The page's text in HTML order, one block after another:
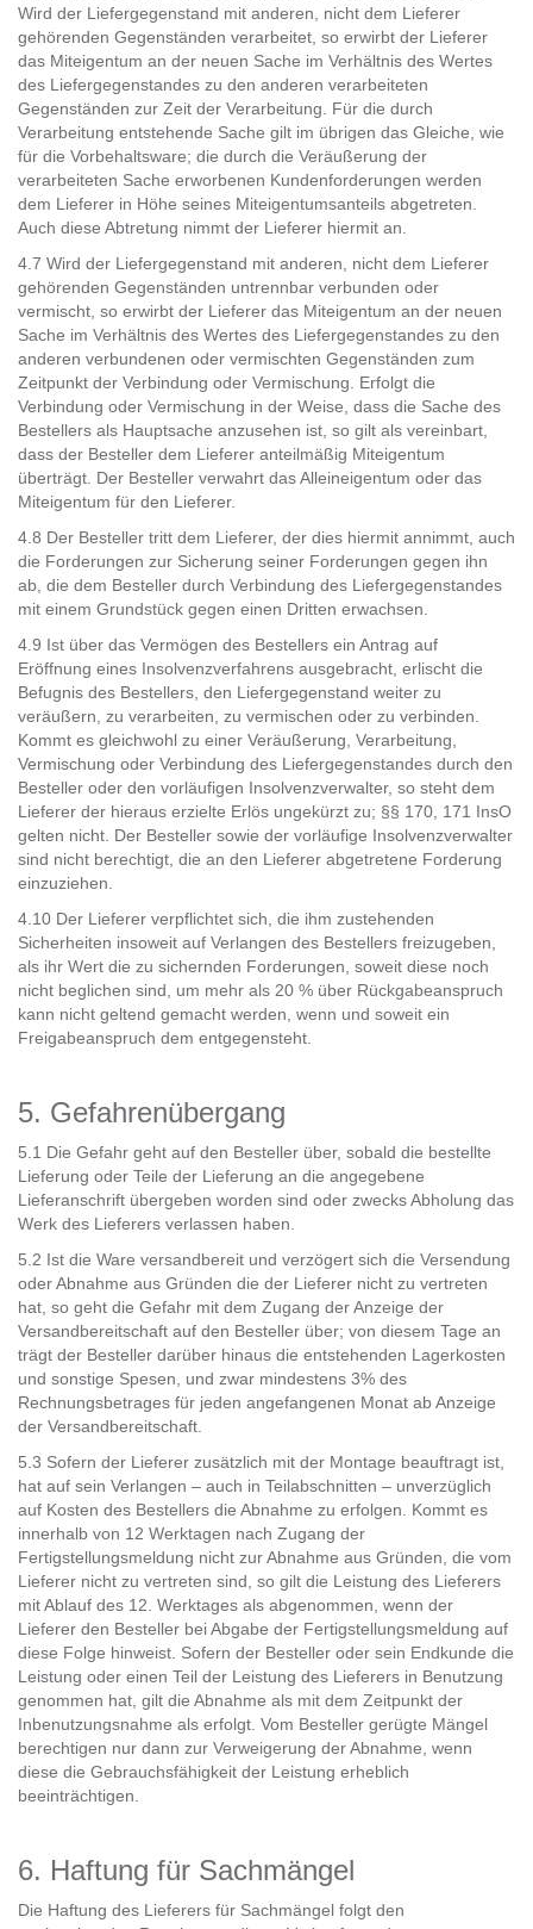
Wird der Liefergegenstand mit anderen, nicht dem Lieferer
gehörenden Gegenständen verarbeitet, so erwirbt der Lieferer
das Miteigentum an der neuen Sache im Verhältnis des Wertes
des Liefergegenstandes zu den anderen verarbeiteten
Gegenständen zur Zeit der Verarbeitung. Für die durch
Verarbeitung entstehende Sache gilt im übrigen das Gleiche, wie
für die Vorbehaltsware; die durch die Veräußerung der
verarbeiteten Sache erworbenen Kundenforderungen werden
dem Lieferer in Höhe seines Miteigentumsanteils abgetreten.
Auch diese Abtretung nimmt der Lieferer hiermit an.
4.7 Wird der Liefergegenstand mit anderen, nicht dem Lieferer
gehörenden Gegenständen untrennbar verbunden oder
vermischt, so erwirbt der Lieferer das Miteigentum an der neuen
Sache im Verhältnis des Wertes des Liefergegenstandes zu den
anderen verbundenen oder vermischten Gegenständen zum
Zeitpunkt der Verbindung oder Vermischung. Erfolgt die
Verbindung oder Vermischung in der Weise, dass die Sache des
Bestellers als Hauptsache anzusehen ist, so gilt als vereinbart,
dass der Besteller dem Lieferer anteilmäßig Miteigentum
überträgt. Der Besteller verwahrt das Alleineigentum oder das
Miteigentum für den Lieferer.
4.8 Der Besteller tritt dem Lieferer, der dies hiermit annimmt, auch
die Forderungen zur Sicherung seiner Forderungen gegen ihn
ab, die dem Besteller durch Verbindung des Liefergegenstandes
mit einem Grundstück gegen einen Dritten erwachsen.
4.9 Ist über das Vermögen des Bestellers ein Antrag auf
Eröffnung eines Insolvenzverfahrens ausgebracht, erlischt die
Befugnis des Bestellers, den Liefergegenstand weiter zu
veräußern, zu verarbeiten, zu vermischen oder zu verbinden.
Kommt es gleichwohl zu einer Veräußerung, Verarbeitung,
Vermischung oder Verbindung des Liefergegenstandes durch den
Besteller oder den vorläufigen Insolvenzverwalter, so steht dem
Lieferer der hieraus erzielte Erlös ungekürzt zu; §§ 170, 171 InsO
gelten nicht. Der Besteller sowie der vorläufige Insolvenzverwalter
sind nicht berechtigt, die an den Lieferer abgetretene Forderung
einzuziehen.
4.10 Der Lieferer verpflichtet sich, die ihm zustehenden
Sicherheiten insoweit auf Verlangen des Bestellers freizugeben,
als ihr Wert die zu sichernden Forderungen, soweit diese noch
nicht beglichen sind, um mehr als 20 % über Rückgabeanspruch
kann nicht geltend gemacht werden, wenn und soweit ein
Freigabeanspruch dem entgegensteht.
5. Gefahrenübergang
5.1 Die Gefahr geht auf den Besteller über, sobald die bestellte
Lieferung oder Teile der Lieferung an die angegebene
Lieferanschrift übergeben worden sind oder zwecks Abholung das
Werk des Lieferers verlassen haben.
5.2 Ist die Ware versandbereit und verzögert sich die Versendung
oder Abnahme aus Gründen die der Lieferer nicht zu vertreten
hat, so geht die Gefahr mit dem Zugang der Anzeige der
Versandbereitschaft auf den Besteller über; von diesem Tage an
trägt der Besteller darüber hinaus die entstehenden Lagerkosten
und sonstige Spesen, und zwar mindestens 3% des
Rechnungsbetrages für jeden angefangenen Monat ab Anzeige
der Versandbereitschaft.
5.3 Sofern der Lieferer zusätzlich mit der Montage beauftragt ist,
hat auf sein Verlangen – auch in Teilabschnitten – unverzüglich
auf Kosten des Bestellers die Abnahme zu erfolgen. Kommt es
innerhalb von 12 Werktagen nach Zugang der
Fertigstellungsmeldung nicht zur Abnahme aus Gründen, die vom
Lieferer nicht zu vertreten sind, so gilt die Leistung des Lieferers
mit Ablauf des 12. Werktages als abgenommen, wenn der
Lieferer den Besteller bei Abgabe der Fertigstellungsmeldung auf
diese Folge hinweist. Sofern der Besteller oder sein Endkunde die
Leistung oder einen Teil der Leistung des Lieferers in Benutzung
genommen hat, gilt die Abnahme als mit dem Zeitpunkt der
Inbenutzungsnahme als erfolgt. Vom Besteller gerügte Mängel
berechtigen nur dann zur Verweigerung der Abnahme, wenn
diese die Gebrauchsfähigkeit der Leistung erheblich
beeinträchtigen.
6. Haftung für Sachmängel
Die Haftung des Lieferers für Sachmängel folgt den